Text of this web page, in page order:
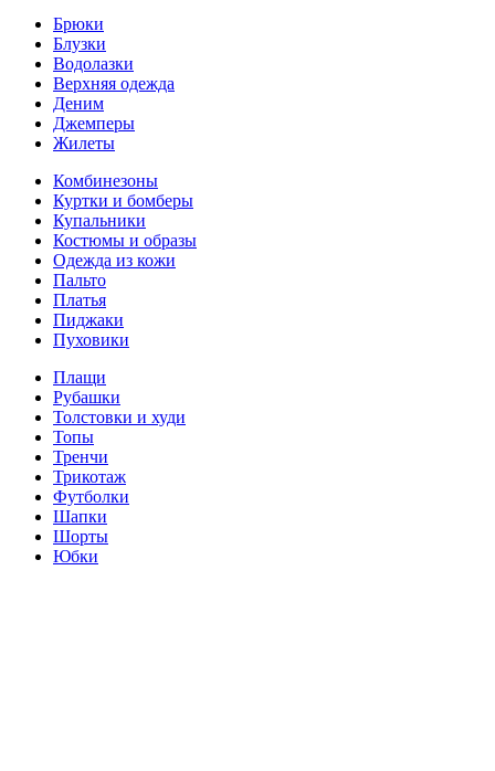
Брюки
Блузки
Водолазки
Верхняя одежда
Деним
Джемперы
Жилеты
Комбинезоны
Куртки и бомберы
Купальники
Костюмы и образы
Одежда из кожи
Пальто
Платья
Пиджаки
Пуховики
Плащи
Рубашки
Толстовки и худи
Топы
Тренчи
Трикотаж
Футболки
Шапки
Шорты
Юбки